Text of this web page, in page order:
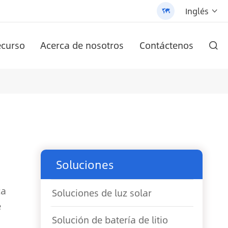
 Inglés 
Acerca de nosotros Contáctenos 
Soluciones
Soluciones de luz solar
Solución de batería de litio